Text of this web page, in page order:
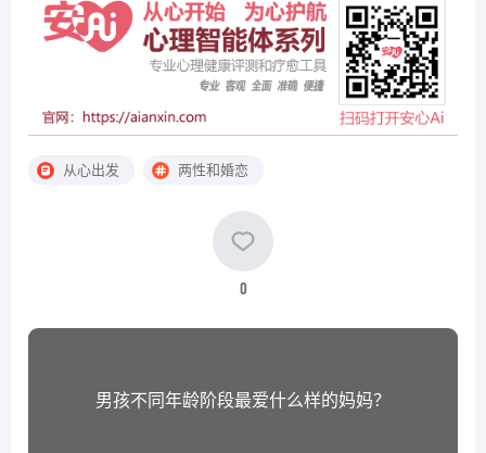
从心出发 两性和婚恋
0
男孩不同年龄阶段最爱什么样的妈妈？